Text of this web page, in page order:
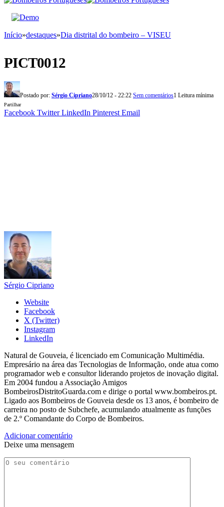
Início»destaques»Dia distrital do bombeiro – VISEU
PICT0012
Postado por: Sérgio Cipriano28/10/12 - 22:22 Sem comentários1 Leitura mínima
Partilhar
Facebook Twitter LinkedIn Pinterest Email
Sérgio Cipriano
Website
Facebook
X (Twitter)
Instagram
LinkedIn
Natural de Gouveia, é licenciado em Comunicação Multimédia.
Empresário na área das Tecnologias de Informação, onde atua como
programador web e consultor liderando projetos de inovação digital.
Em 2004 fundou a Associação Amigos
BombeirosDistritoGuarda.com e dirige o portal www.bombeiros.pt.
Ligado aos Bombeiros de Gouveia desde os 13 anos, é bombeiro de
carreira no posto de Subchefe, acumulando atualmente as funções
de 2.º Comandante do Corpo de Bombeiros.
Adicionar comentário
Deixe uma mensagem